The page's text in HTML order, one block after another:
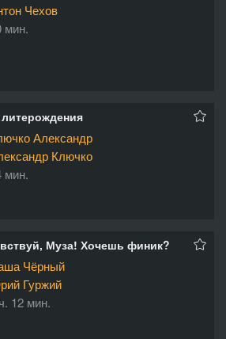
Чехов
мин.
Александр
Ключко
мин.
Муза! Хочешь финик?
Чёрный
Гуржий
12 мин.